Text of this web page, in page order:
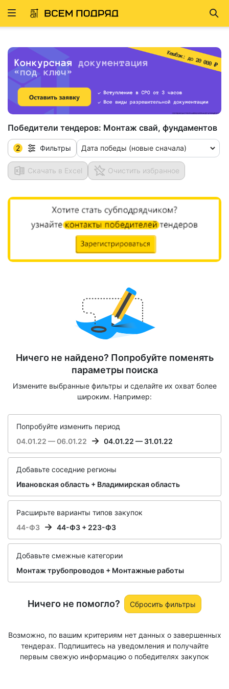
Развернуть
Победители тендеров: Монтаж свай, фундаментов
2 Фильтры Дата победы (новые сначала)
Скачать в Excel Очистить избранное
Ничего не найдено? Попробуйте поменять
параметры поиска
Измените выбранные фильтры и сделайте их охват более
широким. Например:
Попробуйте изменить период
04.01.22 — 06.01.22
04.01.22 — 31.01.22
Добавьте соседние регионы
Ивановская область + Владимирская область
Расширьте варианты типов закупок
44-ФЗ
44-ФЗ + 223-ФЗ
Добавьте смежные категории
Монтаж трубопроводов + Монтажные работы
Ничего не помогло? Сбросить фильтры
Возможно, по вашим критериям нет данных о завершенных
тендерах. Подпишитесь на уведомления и получайте
первым свежую информацию о победителях закупок